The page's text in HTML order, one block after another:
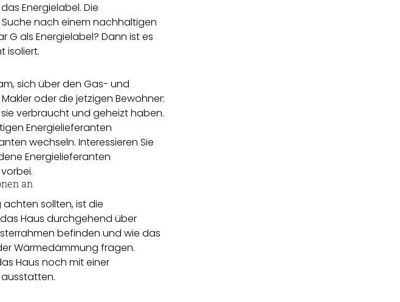
Energielabel. Die
Suche nach einem nachhaltigen
G als Energielabel? Dann ist es
isoliert.
sich über den Gas- und
oder die jetzigen Bewohner:
verbraucht und geheizt haben.
Energielieferanten
wechseln. Interessieren Sie
Energielieferanten
an
achten sollten, ist die
Haus durchgehend über
befinden und wie das
Wärmedämmung fragen.
Haus noch mit einer